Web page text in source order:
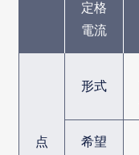
定格
電流
点
形式
希望